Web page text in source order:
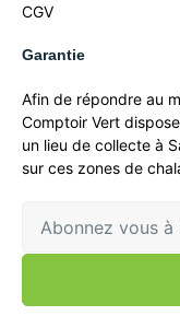
CGV
Garantie
Afin de répondre au
Comptoir Vert
un lieu de collecte à
sur ces zones de